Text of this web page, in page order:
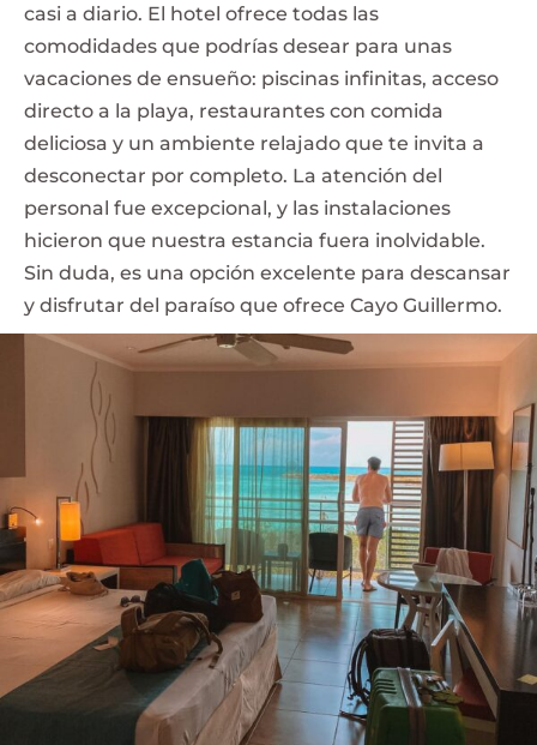
casi a diario. El hotel ofrece todas las
comodidades que podrías desear para unas
vacaciones de ensueño: piscinas infinitas, acceso
directo a la playa, restaurantes con comida
deliciosa y un ambiente relajado que te invita a
desconectar por completo. La atención del
personal fue excepcional, y las instalaciones
hicieron que nuestra estancia fuera inolvidable.
Sin duda, es una opción excelente para descansar
y disfrutar del paraíso que ofrece Cayo Guillermo.